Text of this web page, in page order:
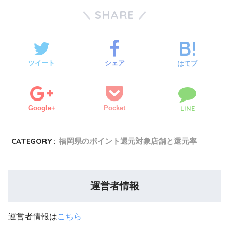
SHARE
ツイート シェア はてブ
Google+ Pocket LINE
CATEGORY : 福岡県のポイント還元対象店舗と還元率
運営者情報
運営者情報はこちら